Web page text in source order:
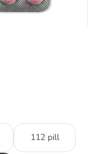
112 pill